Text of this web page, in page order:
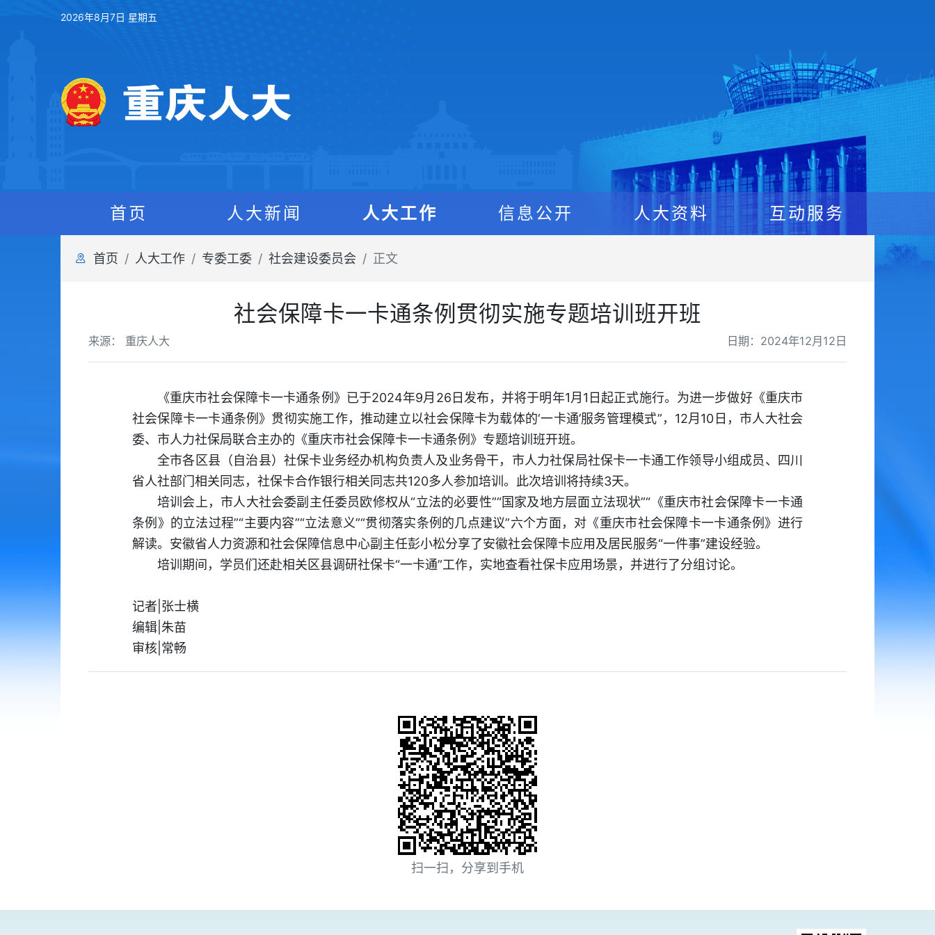
2026年8月7日 星期五
首页 人大新闻 人大工作 信息公开 人大资料 互动服务
首页 人大工作 专委工委 社会建设委员会 正文
社会保障卡一卡通条例贯彻实施专题培训班开班
日期：2024年12月12日
来源： 重庆人大
《重庆市社会保障卡一卡通条例》已于2024年9月26日发布，并将于明年1月1日起正式施行。为进一步做好《重庆市
社会保障卡一卡通条例》贯彻实施工作，推动建立以社会保障卡为载体的‘一卡通’服务管理模式”，12月10日，市人大社会
委、市人力社保局联合主办的《重庆市社会保障卡一卡通条例》专题培训班开班。
全市各区县（自治县）社保卡业务经办机构负责人及业务骨干，市人力社保局社保卡一卡通工作领导小组成员、四川
省人社部门相关同志，社保卡合作银行相关同志共120多人参加培训。此次培训将持续3天。
培训会上，市人大社会委副主任委员欧修权从“立法的必要性”“国家及地方层面立法现状”“《重庆市社会保障卡一卡通
条例》的立法过程”“主要内容”“立法意义”“贯彻落实条例的几点建议”六个方面，对《重庆市社会保障卡一卡通条例》进行
解读。安徽省人力资源和社会保障信息中心副主任彭小松分享了安徽社会保障卡应用及居民服务“一件事”建设经验。
培训期间，学员们还赴相关区县调研社保卡“一卡通”工作，实地查看社保卡应用场景，并进行了分组讨论。
记者|张士横
编辑|朱苗
审核|常畅
扫一扫，分享到手机